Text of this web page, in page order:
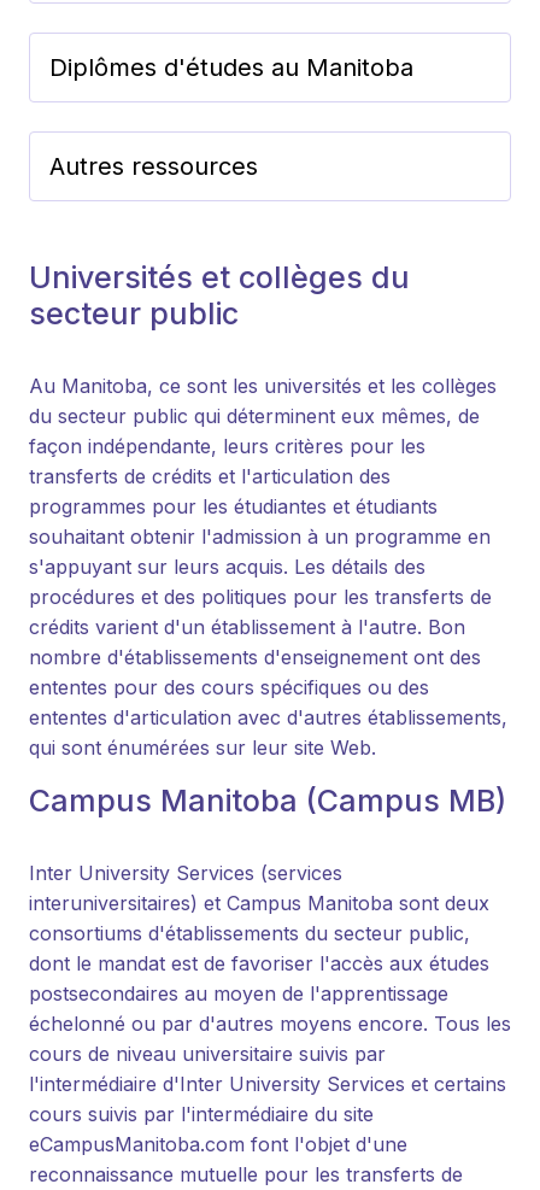
Diplômes d'études au Manitoba
Autres ressources
Universités et collèges du
secteur public
Au Manitoba, ce sont les universités et les collèges
du secteur public qui déterminent eux mêmes, de
façon indépendante, leurs critères pour les
transferts de crédits et l'articulation des
programmes pour les étudiantes et étudiants
souhaitant obtenir l'admission à un programme en
s'appuyant sur leurs acquis. Les détails des
procédures et des politiques pour les transferts de
crédits varient d'un établissement à l'autre. Bon
nombre d'établissements d'enseignement ont des
ententes pour des cours spécifiques ou des
ententes d'articulation avec d'autres établissements,
qui sont énumérées sur leur site Web.
Campus Manitoba (Campus MB)
Inter University Services (services
interuniversitaires) et Campus Manitoba sont deux
consortiums d'établissements du secteur public,
dont le mandat est de favoriser l'accès aux études
postsecondaires au moyen de l'apprentissage
échelonné ou par d'autres moyens encore. Tous les
cours de niveau universitaire suivis par
l'intermédiaire d'Inter University Services et certains
cours suivis par l'intermédiaire du site
eCampusManitoba.com font l'objet d'une
reconnaissance mutuelle pour les transferts de